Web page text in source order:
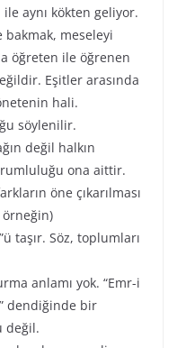
aynı kökten geliyor.
meseleyi
öğreten ile öğrenen
Eşitler arasında
hali.
söylenilir.
değil halkın
ona aittir.
öne çıkarılması
örneğin)
taşır. Söz, toplumları
anlamı yok. “Emr-i
dendiğinde bir
değil.